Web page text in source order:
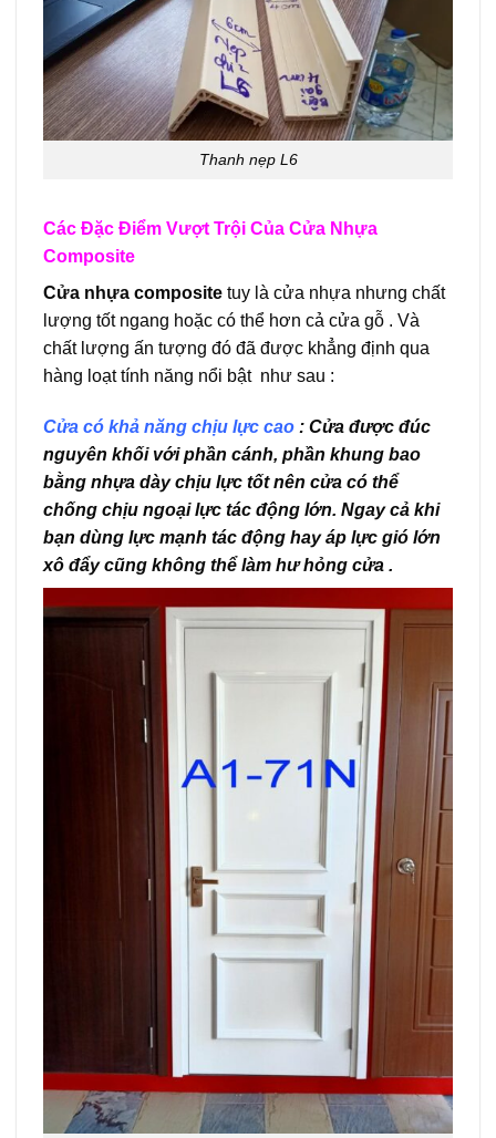
Thanh nẹp L6
Các Đặc Điểm Vượt Trội Của Cửa Nhựa
Composite
Cửa nhựa composite tuy là cửa nhựa nhưng chất
lượng tốt ngang hoặc có thể hơn cả cửa gỗ . Và
chất lượng ấn tượng đó đã được khẳng định qua
hàng loạt tính năng nổi bật như sau :
Cửa có khả năng chịu lực cao : Cửa được đúc
nguyên khối với phần cánh, phần khung bao
bằng nhựa dày chịu lực tốt nên cửa có thể
chống chịu ngoại lực tác động lớn. Ngay cả khi
bạn dùng lực mạnh tác động hay áp lực gió lớn
xô đẩy cũng không thể làm hư hỏng cửa .